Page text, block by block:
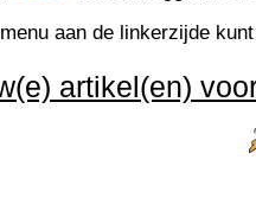
aan de linkerzijde
artikel(en)